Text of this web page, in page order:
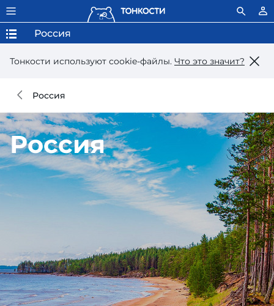
Тонкости используют сookie-файлы. Что это значит?
Россия
Россия
Россия